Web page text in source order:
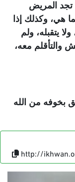
تجد المريض
هي، وكذلك إذا
يتقبله، ولم
والتأقلم معه،
بخوفه من الله
http://